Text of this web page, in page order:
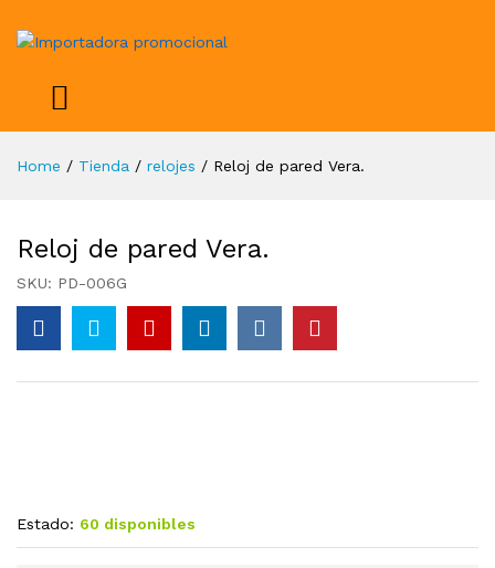
Home / Tienda / relojes / Reloj de pared Vera.
Reloj de pared Vera.
SKU: PD-006G
Estado: 60 disponibles